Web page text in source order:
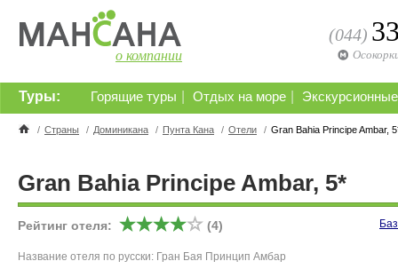
о компании
(044)
Горящие туры Отдых на море
Туры:
/ Страны / Доминикана / Пунта Кана / Отели / Gran Bahia Principe Ambar,
Gran Bahia Principe Ambar, 5*
Рейтинг отеля: (4)
Название отеля по русски: Гран Бая Принцип Амбар